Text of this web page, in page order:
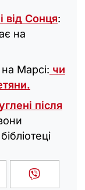
від Сонця:
на
Марсі: чи
після